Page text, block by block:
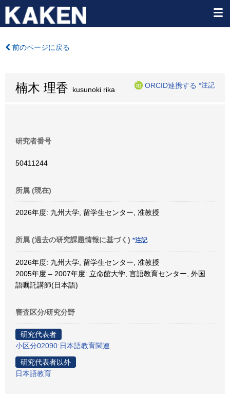
前のページに戻る
楠木 理香 kusunoki rika
ORCID連携する *注記
研究者番号
50411244
所属 (現在)
2026年度: 九州大学, 留学生センター, 准教授
所属 (過去の研究課題情報に基づく) *注記
2026年度: 九州大学, 留学生センター, 准教授
2005年度 – 2007年度: 立命館大学, 言語教育センター, 外国
語嘱託講師(日本語)
審査区分/研究分野
研究代表者
小区分02090:日本語教育関連
研究代表者以外
日本語教育